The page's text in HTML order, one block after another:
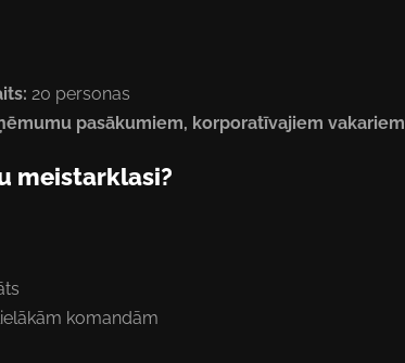
20 personas
pasākumiem, korporatīvajiem
meistarklasi?
komandām